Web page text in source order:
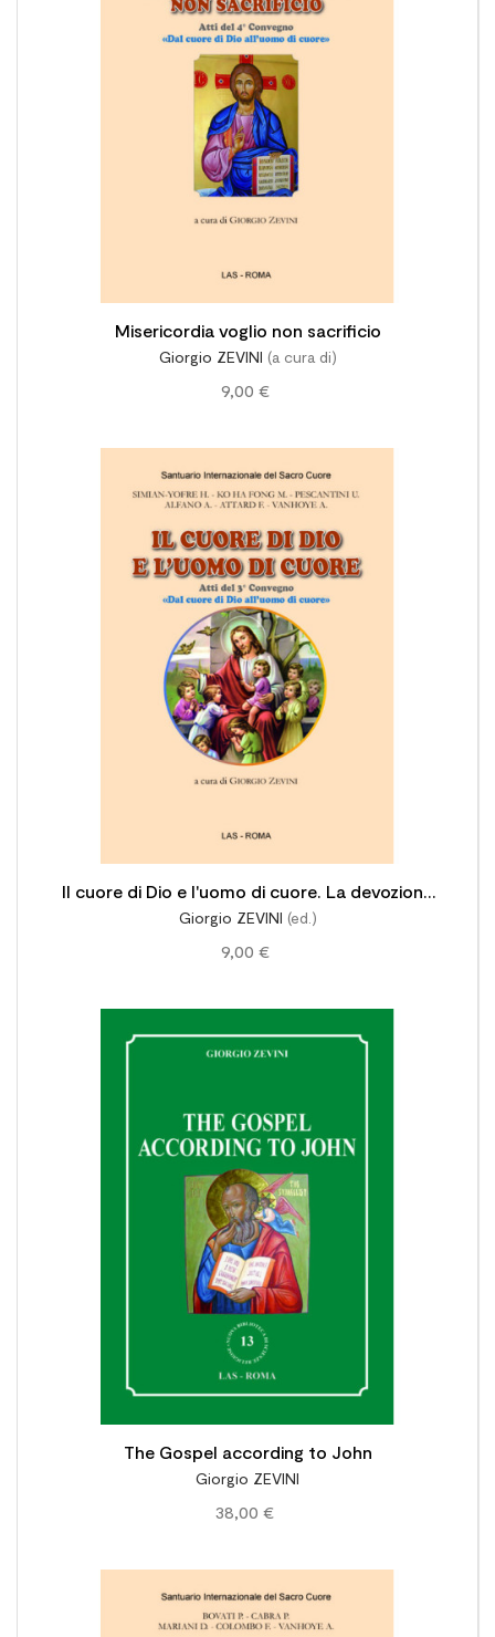
Misericordia voglio non sacrificio
Giorgio ZEVINI (a cura di)
9,00 €
Il cuore di Dio e l'uomo di cuore. La devozione
al Sacro Cuore di Gesù
Giorgio ZEVINI (ed.)
9,00 €
The Gospel according to John
Giorgio ZEVINI
38,00 €